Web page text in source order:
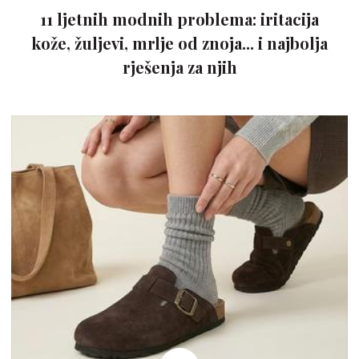
11 ljetnih modnih problema: iritacija
kože, žuljevi, mrlje od znoja... i najbolja
rješenja za njih